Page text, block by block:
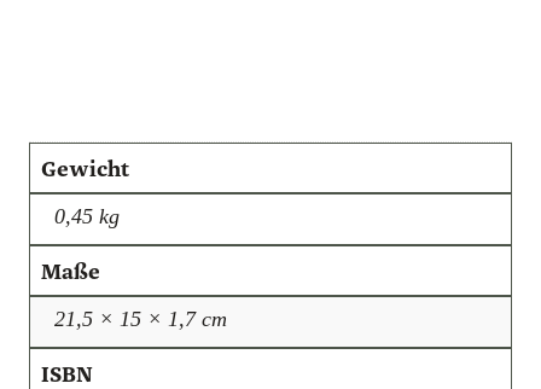
Gewicht
0,45 kg
Maße
21,5 × 15 × 1,7 cm
ISBN